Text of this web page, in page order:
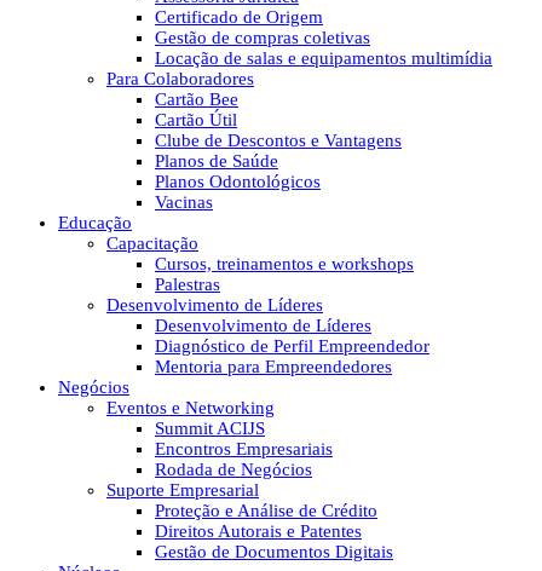
Certificado de Origem
Gestão de compras coletivas
Locação de salas e equipamentos multimídia
Para Colaboradores
Cartão Bee
Cartão Útil
Clube de Descontos e Vantagens
Planos de Saúde
Planos Odontológicos
Vacinas
Educação
Capacitação
Cursos, treinamentos e workshops
Palestras
Desenvolvimento de Líderes
Desenvolvimento de Líderes
Diagnóstico de Perfil Empreendedor
Mentoria para Empreendedores
Negócios
Eventos e Networking
Summit ACIJS
Encontros Empresariais
Rodada de Negócios
Suporte Empresarial
Proteção e Análise de Crédito
Direitos Autorais e Patentes
Gestão de Documentos Digitais